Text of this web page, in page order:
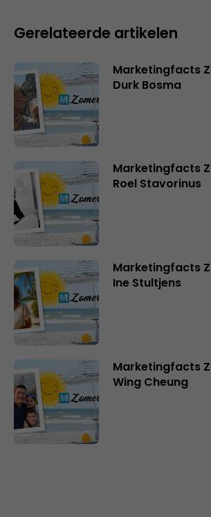
Gerelateerde artikelen
Marketingfacts
Durk Bosma
Marketingfacts
Roel Stavorinus
Marketingfacts
Ine Stultjens
Marketingfacts
Wing Cheung